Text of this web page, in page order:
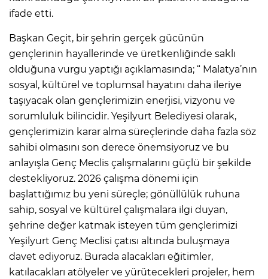
ifade etti.
Başkan Geçit, bir şehrin gerçek gücünün
gençlerinin hayallerinde ve üretkenliğinde saklı
olduğuna vurgu yaptığı açıklamasında; “ Malatya’nın
sosyal, kültürel ve toplumsal hayatını daha ileriye
taşıyacak olan gençlerimizin enerjisi, vizyonu ve
sorumluluk bilincidir. Yeşilyurt Belediyesi olarak,
gençlerimizin karar alma süreçlerinde daha fazla söz
sahibi olmasını son derece önemsiyoruz ve bu
anlayışla Genç Meclis çalışmalarını güçlü bir şekilde
destekliyoruz. 2026 çalışma dönemi için
başlattığımız bu yeni süreçle; gönüllülük ruhuna
sahip, sosyal ve kültürel çalışmalara ilgi duyan,
şehrine değer katmak isteyen tüm gençlerimizi
Yeşilyurt Genç Meclisi çatısı altında buluşmaya
davet ediyoruz. Burada alacakları eğitimler,
katılacakları atölyeler ve yürütecekleri projeler, hem